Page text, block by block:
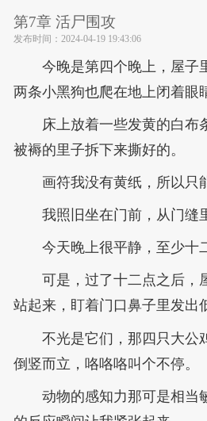
第7章 活尸围攻
发布时间： 2024-04-19 19:43:06
今晚是第四个晚上，屋子
两条小黑狗也爬在地上闭着眼
床上放着一些发黄的白布
被褥的里子拆下来撕好的。
画符我没有黄纸，所以只
我照旧坐在门前，从门缝
今天晚上很平静，至少十
可是，过了十二点之后，
站起来，盯着门口鼻子里发出
不光是它们，那四只大公
倒竖而立，咯咯咯叫个不停。
动物的感知力那可是相当